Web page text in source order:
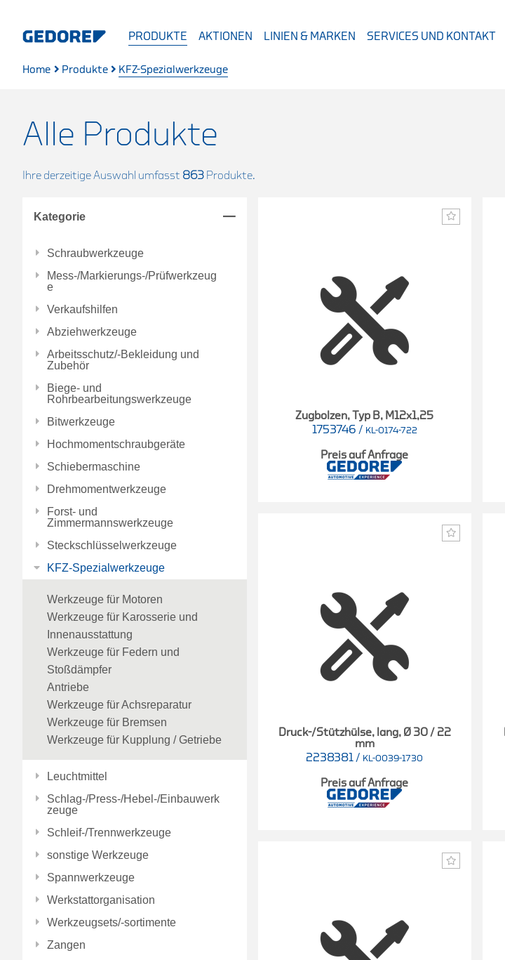
PRODUKTE AKTIONEN LINIEN & MARKEN SERVICES UND KONTAKT
Home Produkte KFZ-Spezialwerkzeuge
Alle Produkte
Ihre derzeitige Auswahl umfasst 863 Produkte.
Kategorie
Schraubwerkzeuge
Mess-/Markierungs-/Prüfwerkzeug
e
Verkaufshilfen
Abziehwerkzeuge
Arbeitsschutz/-Bekleidung und
Zubehör
Biege- und
Rohrbearbeitungswerkzeuge
Bitwerkzeuge
Hochmomentschraubgeräte
Schiebermaschine
Drehmomentwerkzeuge
Forst- und
Zimmermannswerkzeuge
Steckschlüsselwerkzeuge
KFZ-Spezialwerkzeuge
Werkzeuge für Motoren
Werkzeuge für Karosserie und
Innenausstattung
Werkzeuge für Federn und
Stoßdämpfer
Antriebe
Werkzeuge für Achsreparatur
Werkzeuge für Bremsen
Werkzeuge für Kupplung / Getriebe
Leuchtmittel
Schlag-/Press-/Hebel-/Einbauwerk
zeuge
Schleif-/Trennwerkzeuge
sonstige Werkzeuge
Spannwerkzeuge
Werkstattorganisation
Werkzeugsets/-sortimente
Zangen
Zugbolzen, Typ B, M12x1,25
1753746 / KL-0174-722
Preis auf Anfrage
Druck-/Stützhülse, lang, Ø 30 / 22
mm
2238381 / KL-0039-1730
Preis auf Anfrage